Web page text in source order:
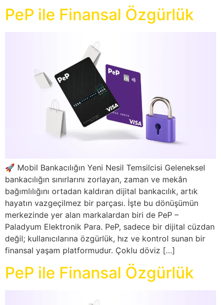
PeP ile Finansal Özgürlük
🚀 Mobil Bankacılığın Yeni Nesil Temsilcisi Geleneksel
bankacılığın sınırlarını zorlayan, zaman ve mekân
bağımlılığını ortadan kaldıran dijital bankacılık, artık
hayatın vazgeçilmez bir parçası. İşte bu dönüşümün
merkezinde yer alan markalardan biri de PeP –
Paladyum Elektronik Para. PeP, sadece bir dijital cüzdan
değil; kullanıcılarına özgürlük, hız ve kontrol sunan bir
finansal yaşam platformudur. Çoklu döviz […]
PeP ile Finansal Özgürlük